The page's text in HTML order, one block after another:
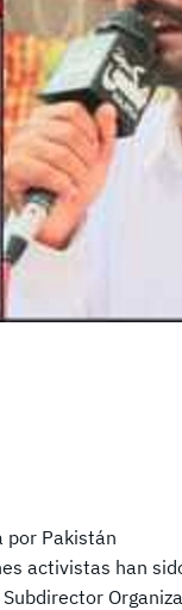
por Pakistán
activistas han